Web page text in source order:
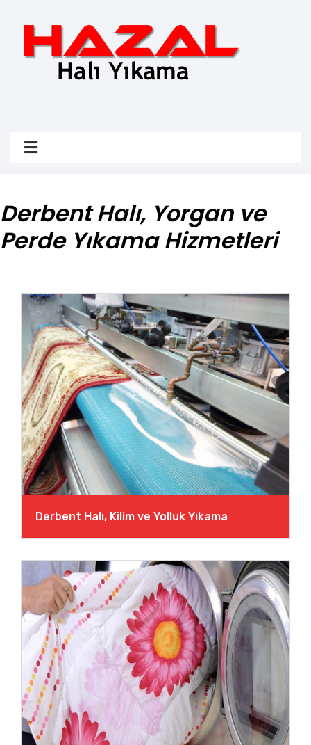
Derbent Halı, Yorgan ve
Perde Yıkama Hizmetleri
Derbent Halı, Kilim ve Yolluk Yıkama